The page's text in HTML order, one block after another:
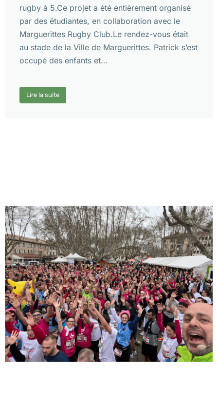
rugby à 5.Ce projet a été entièrement organisé
par des étudiantes, en collaboration avec le
Marguerittes Rugby Club.Le rendez-vous était
au stade de la Ville de Marguerittes. Patrick s’est
occupé des enfants et…
Lire la suite